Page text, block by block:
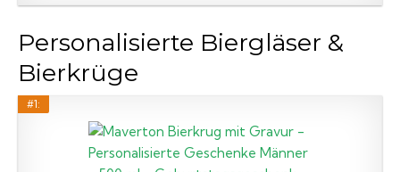
Personalisierte Biergläser &
Bierkrüge
#1: